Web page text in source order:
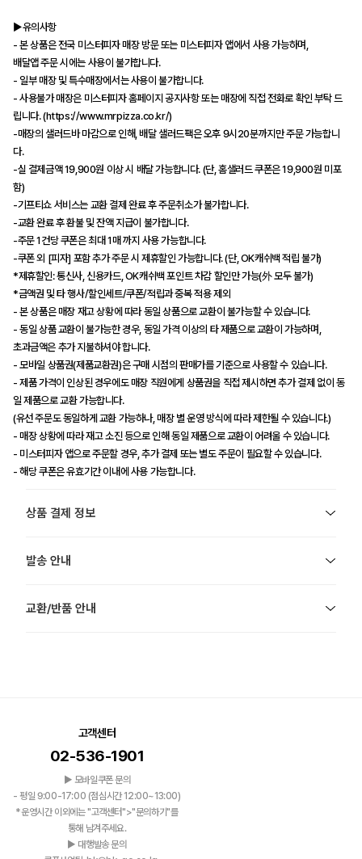
▶유의사항
- 본 상품은 전국 미스터피자 매장 방문 또는 미스터피자 앱에서 사용 가능하며,
배달앱 주문 시에는 사용이 불가합니다.
- 일부 매장 및 특수매장에서는 사용이 불가합니다.
- 사용불가 매장은 미스터피자 홈페이지 공지사항 또는 매장에 직접 전화로 확인 부탁 드
립니다. (https://www.mrpizza.co.kr/)
-매장의 샐러드바 마감으로 인해, 배달 샐러드팩은 오후 9시20분까지만 주문 가능합니
다.
-실 결제금액 19,900원 이상 시 배달 가능합니다. (단, 홈샐러드 쿠폰은 19,900원 미포
함)
-기프티쇼 서비스는 교환 결제 완료 후 주문취소가 불가합니다.
-교환 완료 후 환불 및 잔액 지급이 불가합니다.
-주문 1건당 쿠폰은 최대 1매 까지 사용 가능합니다.
-쿠폰 외 [피자] 포함 추가 주문 시 제휴할인 가능합니다. (단, OK캐쉬백 적립 불가)
*제휴할인: 통신사, 신용카드, OK캐쉬백 포인트 차감 할인만 가능(外 모두 불가)
*금액권 및 타 행사/할인세트/쿠폰/적립과 중복 적용 제외
- 본 상품은 매장 재고 상황에 따라 동일 상품으로 교환이 불가능할 수 있습니다.
- 동일 상품 교환이 불가능한 경우, 동일 가격 이상의 타 제품으로 교환이 가능하며,
초과금액은 추가 지불하셔야 합니다.
- 모바일 상품권(제품교환권)은 구매 시점의 판매가를 기준으로 사용할 수 있습니다.
- 제품 가격이 인상된 경우에도 매장 직원에게 상품권을 직접 제시하면 추가 결제 없이 동
일 제품으로 교환 가능합니다.
(유선 주문도 동일하게 교환 가능하나, 매장 별 운영 방식에 따라 제한될 수 있습니다.)
- 매장 상황에 따라 재고 소진 등으로 인해 동일 제품으로 교환이 어려울 수 있습니다.
- 미스터피자 앱으로 주문할 경우, 추가 결제 또는 별도 주문이 필요할 수 있습니다.
- 해당 쿠폰은 유효기간 이내에 사용 가능합니다.
상품 결제 정보
발송 안내
교환/반품 안내
고객센터
02-536-1901
▶ 모바일쿠폰 문의
- 평일 9:00-17:00 (점심시간 12:00~13:00)
*운영시간 이외에는 "고객센터">"문의하기"를
통해 남겨주세요.
▶ 대행발송 문의